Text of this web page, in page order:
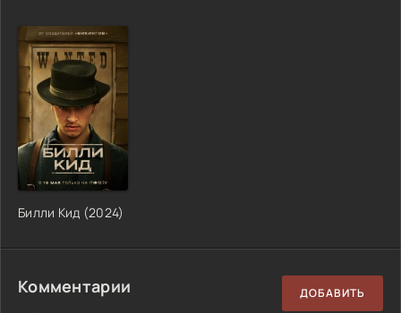
Билли Кид (2024)
Комментарии ДОБАВИТЬ